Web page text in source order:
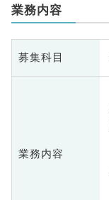
業務内容
募集科目
業務内容